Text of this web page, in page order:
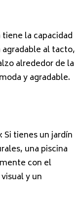
tiene la capacidad
al tacto,
alrededor de la
y agradable.
: Si tienes un jardín
una piscina
con el
y un